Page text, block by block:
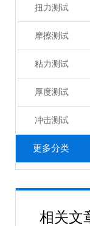
扭力测试
摩擦测试
粘力测试
厚度测试
冲击测试
更多分类
相关文